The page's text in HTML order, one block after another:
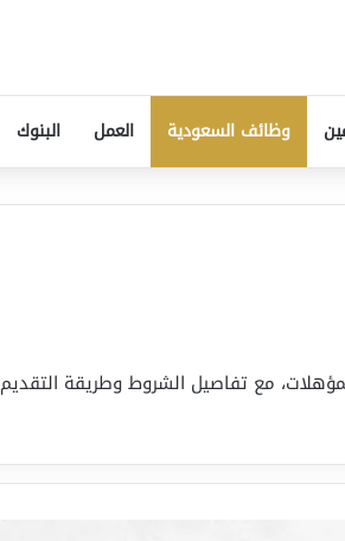
وظائف السعودية العمل البنوك
مع تفاصيل الشروط وطريقة التقديم